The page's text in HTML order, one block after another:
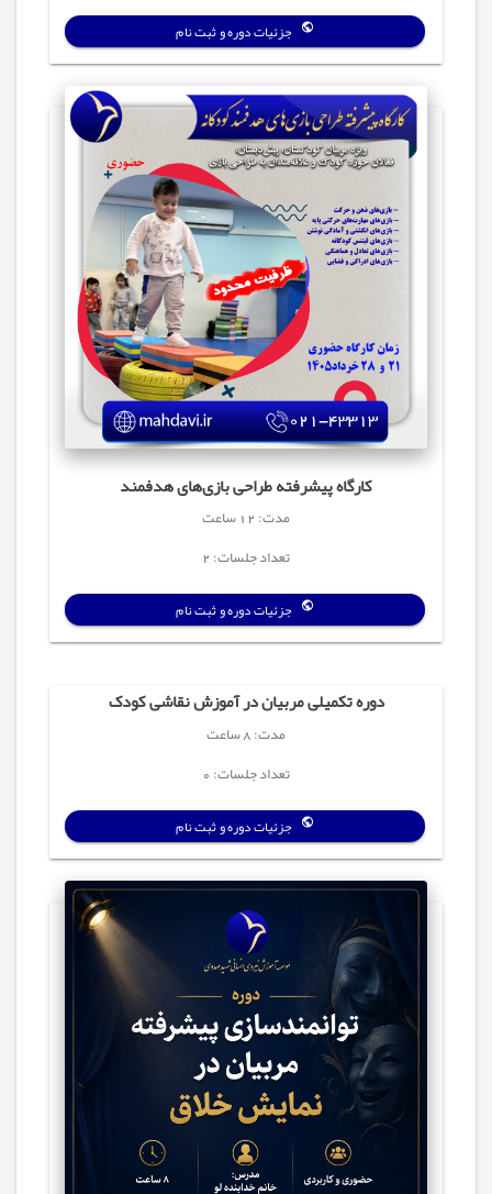
جزئیات دوره و ثبت نام
کارگاه پیشرفته طراحی بازی‌های هدفمند
مدت: 12 ساعت
تعداد جلسات: 2
جزئیات دوره و ثبت نام
دوره تکمیلی مربیان در آموزش نقاشی کودک
مدت: 8 ساعت
تعداد جلسات: 0
جزئیات دوره و ثبت نام